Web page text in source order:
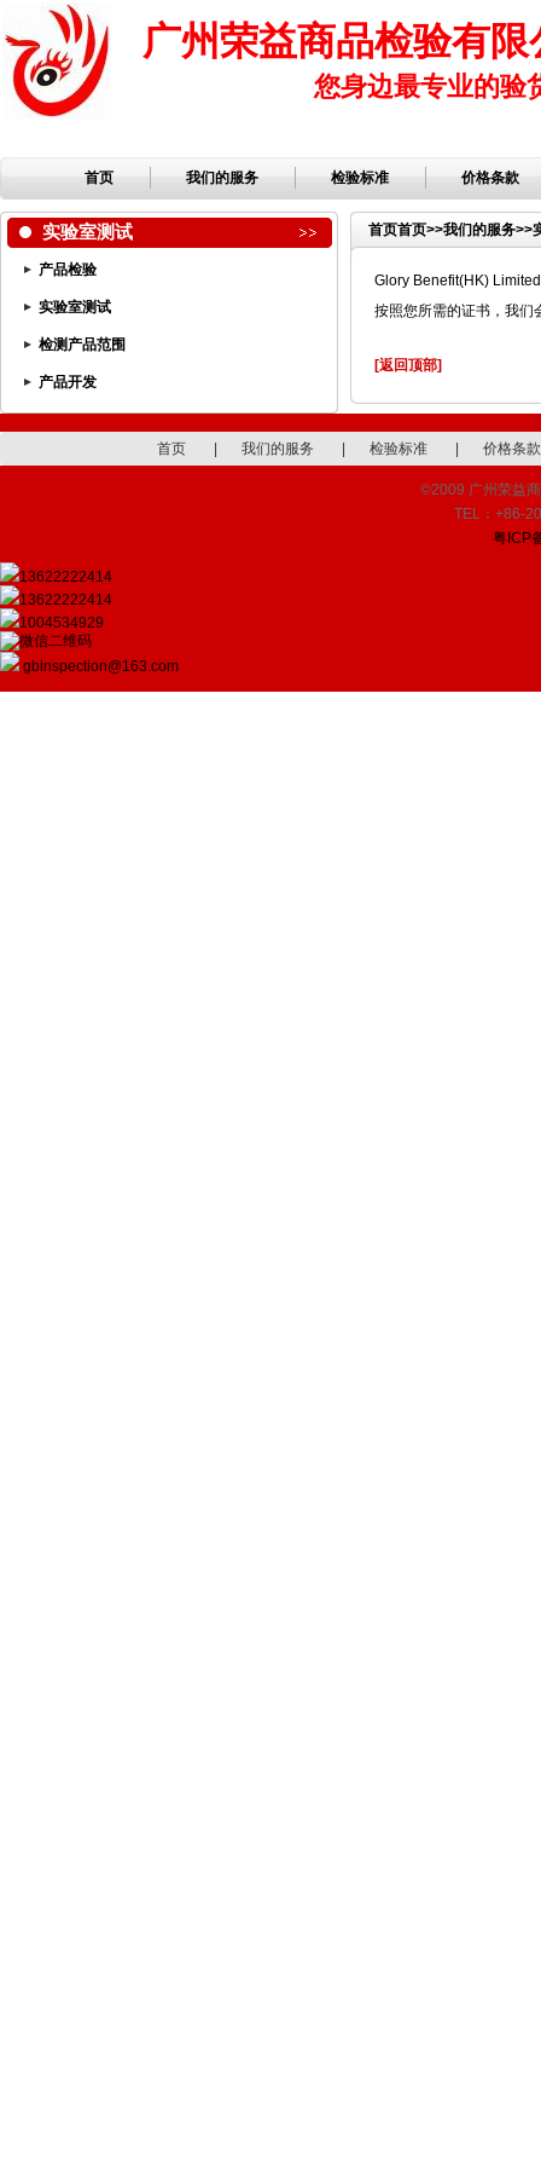
广州荣益商品检验有限
您身边最专业的验
首页 我们的服务 检验标准 价格条款
实验室测试
产品检验
实验室测试
检测产品范围
产品开发
首页首页>>我们的服务>>
Glory Benefit(HK)
按照您所需的证书，我们
[返回顶部]
首页 我们的服务 检验标准 价格条款
©2009 广州荣益
TEL：+86-
粤ICP
13622222414
13622222414
1004534929
gbinspection@163.com